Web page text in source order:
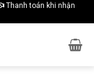
Thanh toán khi nhận